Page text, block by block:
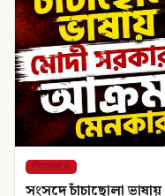
শিরোনাম
সংসদে চাঁচাছোলা